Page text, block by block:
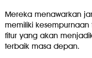
Mereka menawarkan
memiliki
fitur yang akan
terbaik masa depan.